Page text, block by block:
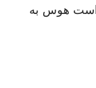
است هوس به